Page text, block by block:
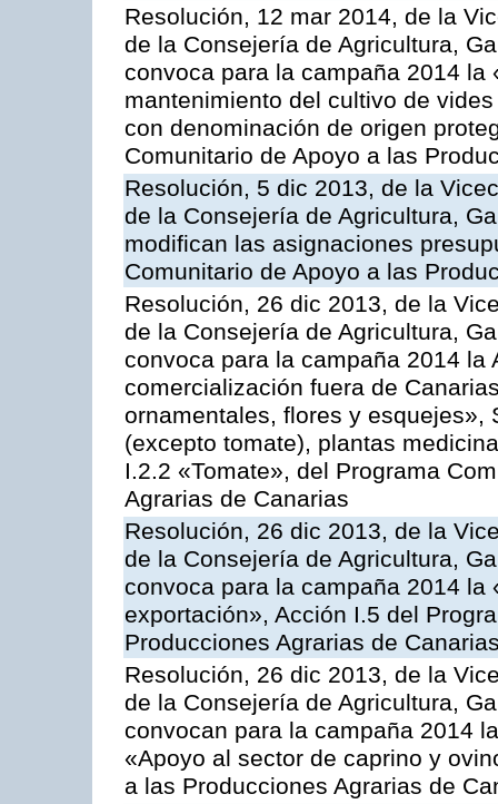
Resolución, 12 mar 2014, de la
de la Consejería de Agricultura,
convoca para la campaña 2014 la
mantenimiento del cultivo de
con denominación de origen
Comunitario de Apoyo a las
Resolución, 5 dic 2013, de la
de la Consejería de Agricultura,
modifican las asignaciones
Comunitario de Apoyo a las
Resolución, 26 dic 2013, de la
de la Consejería de Agricultura,
convoca para la campaña 2014 la
comercialización fuera de
ornamentales, flores y esquejes»,
(excepto tomate), plantas
I.2.2 «Tomate», del Programa
Agrarias de Canarias
Resolución, 26 dic 2013, de la
de la Consejería de Agricultura,
convoca para la campaña 2014
exportación», Acción I.5 del
Producciones Agrarias de
Resolución, 26 dic 2013, de la
de la Consejería de Agricultura,
convocan para la campaña 2014
«Apoyo al sector de caprino y
a las Producciones Agrarias de